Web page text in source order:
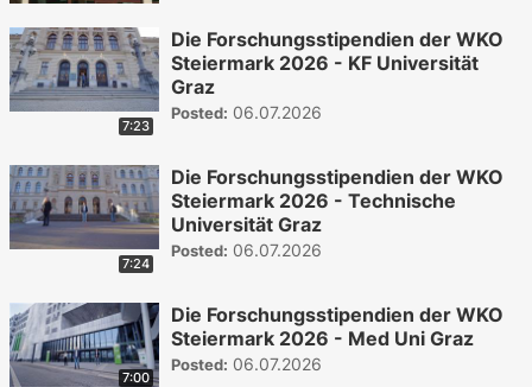
7:23
Die Forschungsstipendien der WKO
Steiermark 2026 - KF Universität
Graz
Posted: 06.07.2026
7:24
Die Forschungsstipendien der WKO
Steiermark 2026 - Technische
Universität Graz
Posted: 06.07.2026
7:00
Die Forschungsstipendien der WKO
Steiermark 2026 - Med Uni Graz
Posted: 06.07.2026